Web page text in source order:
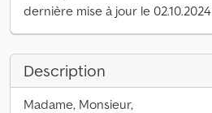
dernière mise à jour le 02.10.2024
Description
Madame, Monsieur,